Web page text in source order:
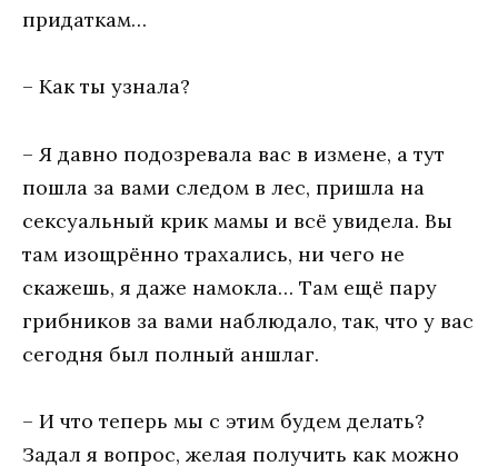
придаткам…
– Как ты узнала?
– Я давно подозревала вас в измене, а тут
пошла за вами следом в лес, пришла на
сексуальный крик мамы и всё увидела. Вы
там изощрённо трахались, ни чего не
скажешь, я даже намокла… Там ещё пару
грибников за вами наблюдало, так, что у вас
сегодня был полный аншлаг.
– И что теперь мы с этим будем делать?
Задал я вопрос, желая получить как можно